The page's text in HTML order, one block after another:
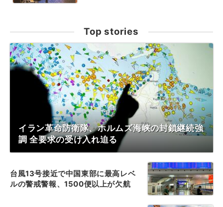
Top stories
イラン革命防衛隊、ホルムズ海峡の封鎖継続強
調 全要求の受け入れ迫る
台風13号接近で中国東部に最高レベ
ルの警戒警報、1500便以上が欠航